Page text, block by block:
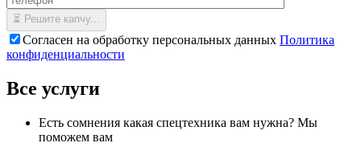
Согласен на обработку персональных данных Политика
конфиденциальности
Все услуги
Есть сомнения какая спецтехника вам нужна? Мы
поможем вам